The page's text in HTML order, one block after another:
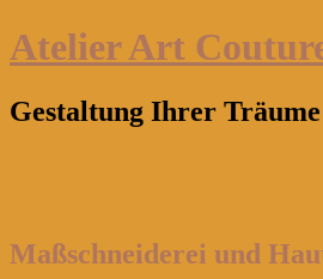
Atelier Art
Gestaltung Ihrer
Maßschneiderei und